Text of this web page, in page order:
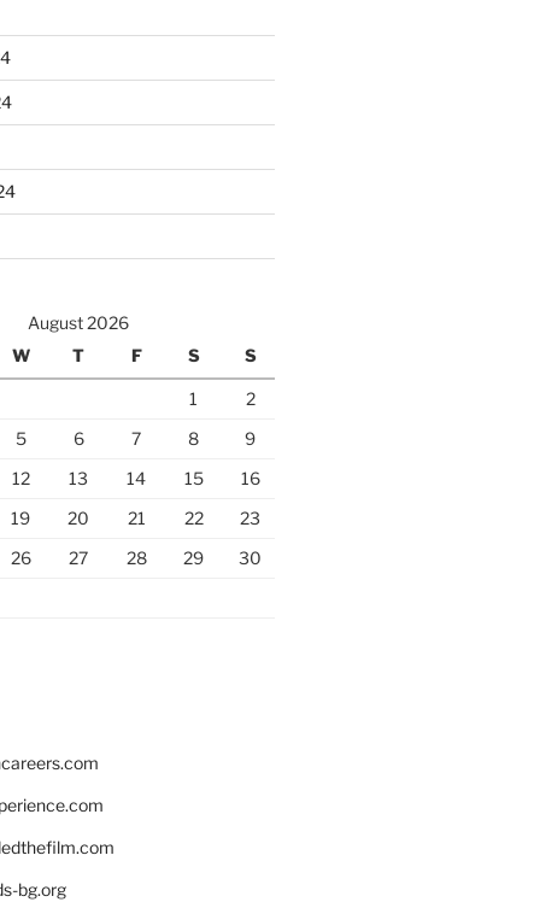
August 2026
W T F S S
1
2
5 6 7 8
9
12 13 14 15
16
19 20 21 22
23
26 27 28 29
30
bg.org